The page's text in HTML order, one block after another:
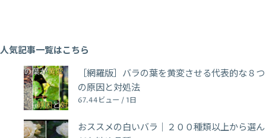
人気記事一覧はこちら
［網羅版］バラの葉を黄変させる代表的な８つ
の原因と対処法
67.44ビュー / 1日
おススメの白いバラ｜２００種類以上から選ん